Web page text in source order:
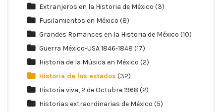
Extranjeros en la Historia de México (3)
Fusilamientos en México (8)
Grandes Romances en la Historia de México (10)
Guerra México-USA 1846-1848 (17)
Historia de la Música en México (2)
Historia de los estados (32)
Historia viva, 2 de Octubre 1968 (2)
Historias extraordinarias de México (5)